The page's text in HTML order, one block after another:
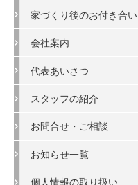
家づくり後のお付き合い
会社案内
代表あいさつ
スタッフの紹介
お問合せ・ご相談
お知らせ一覧
個人情報の取り扱い